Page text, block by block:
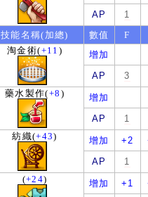
AP
1
技能名稱(加總)
數值
F
淘金術(+11 )
增加
AP
3
藥水製作(+8 )
增加
AP
1
紡織(+43) 增加 +2
AP
1
(+24) 增加 +1